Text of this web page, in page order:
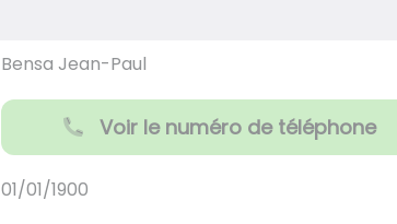
Bensa Jean-Paul
Voir le numéro de téléphone
01/01/1900